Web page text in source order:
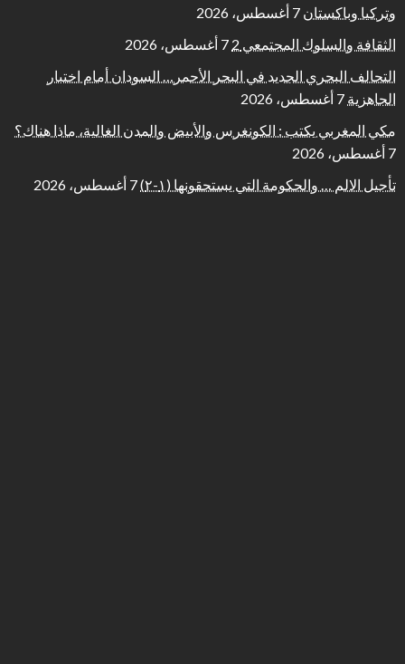
وتركيا وباكستان 7 أغسطس، 2026
الثقافة والسلوك المجتمعي 2
7 أغسطس، 2026
التحالف البحري الجديد في البحر الأحمر… السودان أمام اختبار
الجاهزية 7 أغسطس، 2026
مكي المغربي يكتب : الكونغرس والأبيض والمدن الغالية، ماذا هناك؟
7 أغسطس، 2026
تأجيل الالم … والحكومة التي يستحقونها (١-٢)
7 أغسطس، 2026